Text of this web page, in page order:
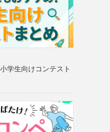
学生向けコンテスト